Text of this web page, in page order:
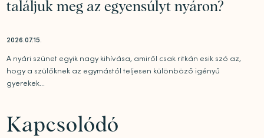
találjuk meg az egyensúlyt nyáron?
2026.07.15.
A nyári szünet egyik nagy kihívása, amiről csak ritkán esik szó az,
hogy a szülőknek az egymástól teljesen különböző igényű
gyerekek...
Kapcsolódó